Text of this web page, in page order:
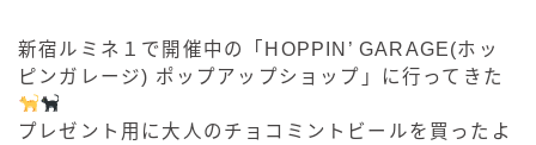
新宿ルミネ１で開催中の「HOPPIN’ GARAGE(ホッ
ピンガレージ) ポップアップショップ」に行ってきた
プレゼント用に大人のチョコミントビールを買ったよ